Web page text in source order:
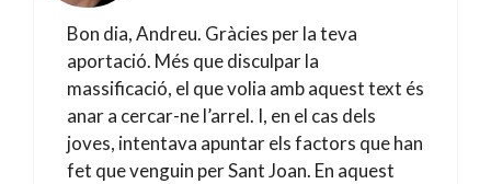
Bon dia, Andreu. Gràcies per la teva
aportació. Més que disculpar la
massificació, el que volia amb aquest text és
anar a cercar-ne l’arrel. I, en el cas dels
joves, intentava apuntar els factors que han
fet que venguin per Sant Joan. En aquest